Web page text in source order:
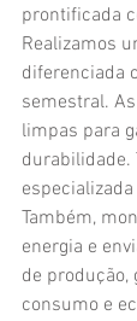
prontificada
Realizamos
diferenciada
semestral.
limpas para
durabilidade.
Também,
energia e
de produção,
consumo e